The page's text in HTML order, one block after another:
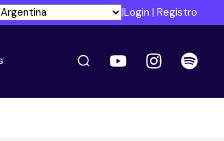
|Login | Registro